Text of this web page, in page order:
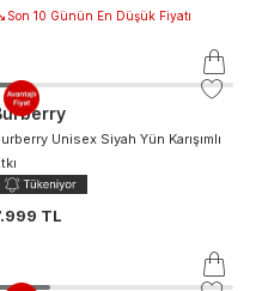
Son 10 Günün En Düşük Fiyatı
Unisex Siyah Yün Karışımlı
TL